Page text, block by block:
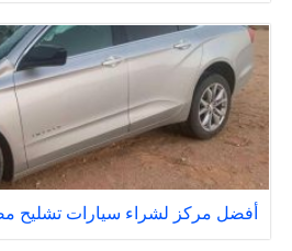
أفضل مركز لشراء سيارات تشليح